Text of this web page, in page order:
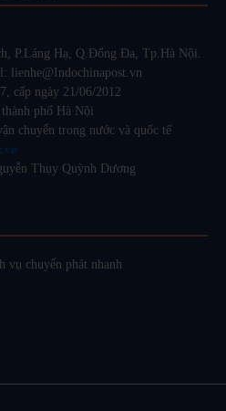
P.Láng Hạ, Q.Đống Đa, Tp.Hà Nội.
lienhe@Indochinapost.vn
cấp ngày 21/06/2012
phố Hà Nội
chuyển trong nước và quốc tế
Thụy Quỳnh Dương
vụ chuyển phát nhanh